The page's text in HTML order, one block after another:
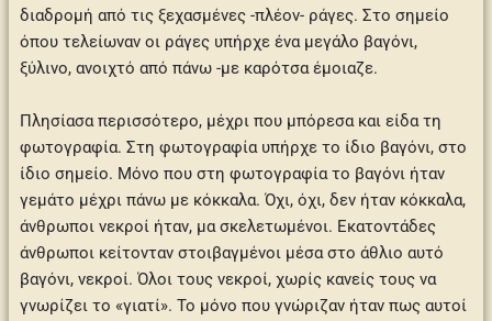
διαδρομή από τις ξεχασμένες -πλέον- ράγες. Στο σημείο
όπου τελείωναν οι ράγες υπήρχε ένα μεγάλο βαγόνι,
ξύλινο, ανοιχτό από πάνω -με καρότσα έμοιαζε.
Πλησίασα περισσότερο, μέχρι που μπόρεσα και είδα τη
φωτογραφία. Στη φωτογραφία υπήρχε το ίδιο βαγόνι, στο
ίδιο σημείο. Μόνο που στη φωτογραφία το βαγόνι ήταν
γεμάτο μέχρι πάνω με κόκκαλα. Όχι, όχι, δεν ήταν κόκκαλα,
άνθρωποι νεκροί ήταν, μα σκελετωμένοι. Εκατοντάδες
άνθρωποι κείτονταν στοιβαγμένοι μέσα στο άθλιο αυτό
βαγόνι, νεκροί. Όλοι τους νεκροί, χωρίς κανείς τους να
γνωρίζει το «γιατί». Το μόνο που γνώριζαν ήταν πως αυτοί